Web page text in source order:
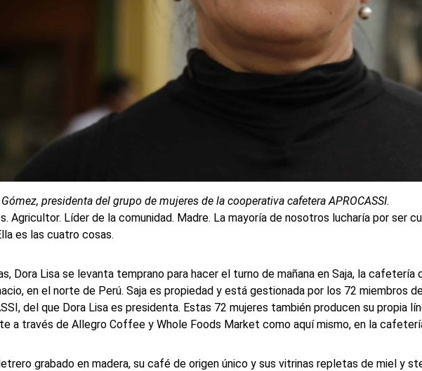
presidenta del grupo de mujeres de la cooperativa cafetera APROCASSI.
Agricultor. Líder de la comunidad. Madre. La mayoría de nosotros lucharía por ser
es las cuatro cosas.
Dora Lisa se levanta temprano para hacer el turno de mañana en Saja, la
en el norte de Perú. Saja es propiedad y está gestionada por los 72 miembros
del que Dora Lisa es presidenta. Estas 72 mujeres también producen su propia
a través de Allegro Coffee y Whole Foods Market como aquí mismo, en la
grabado en madera, su café de origen único y sus vitrinas repletas de miel y